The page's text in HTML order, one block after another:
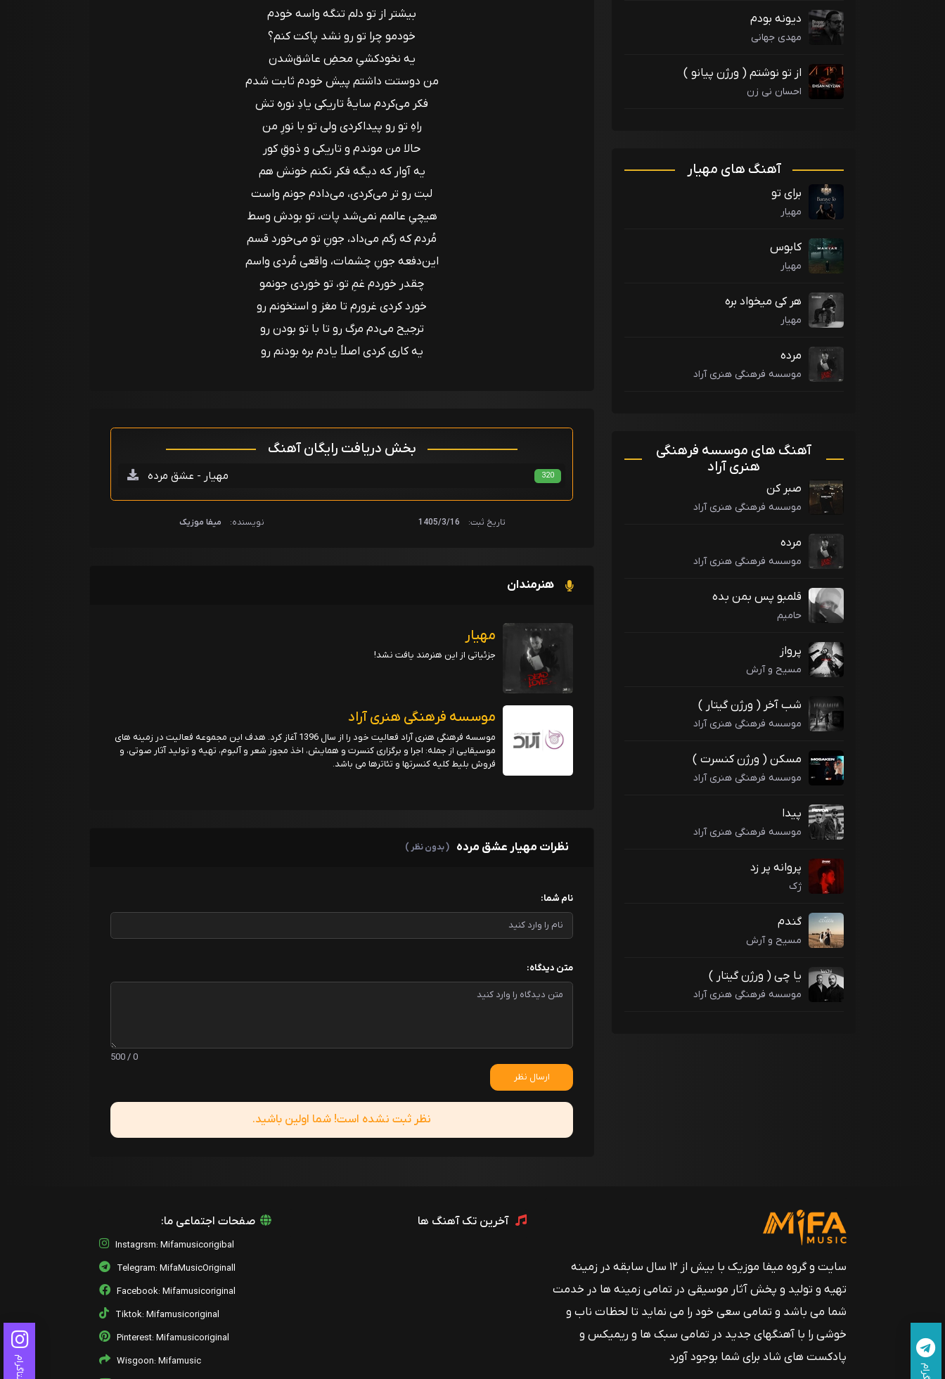
دیونه بودم
مهدی جهانی
از تو نوشتم ( ورژن پیانو )
احسان نی زن
آهنگ های مهیار
برای تو
مهیار
کابوس
مهیار
هر کی میخواد بره
مهیار
مرده
موسسه فرهنگی هنری آراد
آهنگ های موسسه فرهنگی
هنری آراد
صبر کن
موسسه فرهنگی هنری آراد
مرده
موسسه فرهنگی هنری آراد
قلمبو پس بمن بده
حامیم
پرواز
مسیح و آرش
شب آخر ( ورژن گیتار )
موسسه فرهنگی هنری آراد
مسکن ( ورژن کنسرت )
موسسه فرهنگی هنری آراد
پیدا
موسسه فرهنگی هنری آراد
پروانه پر زد
ژک
گندم
مسیح و آرش
یا چی ( ورژن گیتار )
موسسه فرهنگی هنری آراد
بیشتر از تو دلم تنگه واسه خودم
خودمو چرا تو رو نشد پاکت کنم؟
یه نخود‌کشیِ محضِ عاشق‌شدن
من دوستت داشتم پیش خودم ثابت شدم
فکر می‌کردم سایهٔ تاریکی یادِ نوره تش
راهِ تو رو پیدا کردی ولی تو با نورِ من
حالا من موندم و تاریکی و ذوقِ کور
یه آوار که دیگه فکر نکنم خونش هم
لبت رو تر می‌کردی، می‌دادم جونم واست
هیچیِ عالمم نمی‌شد پات، تو بودش وسط
مُردم که رگم می‌داد، جونِ تو می‌خورد قسم
این‌دفعه جونِ چشمات، واقعی مُردی واسم
چقدر خوردم غمِ تو، تو خوردی جونمو
خورد کردی غرورم تا مغز و استخونم رو
ترجیح می‌دم مرگ رو تا با تو بودن رو
یه کاری کردی اصلاً یادم بره بودنم رو
بخش دریافت رایگان آهنگ
مهیار - عشق مرده 320
تاریخ ثبت: 1405/3/16 نویسنده: میفا موزیک
هنرمندان
مهیار
جزئیاتی از این هنرمند یافت نشد!
موسسه فرهنگی هنری آراد
موسسه فرهنگی هنری آراد فعالیت خود را از سال 1396 آغاز کرد. هدف این مجموعه فعالیت در زمینه های
موسیقایی از جمله: اجرا و برگزاری کنسرت و همایش، اخذ مجوز شعر و آلبوم، تهیه و تولید آثار صوتی، و
فروش بلیط کلیه کنسرتها و تئاترها می باشد.
نظرات مهیار عشق مرده ( بدون نظر )
نام شما:
متن دیدگاه:
0 / 500
ارسال نظر
نظر ثبت نشده است! شما اولین باشید.
سایت و گروه میفا موزیک با بیش از ۱۲ سال سابقه در زمینه
تهیه و تولید و پخش آثار موسیقی در تمامی زمینه ها در خدمت
شما می باشد و تمامی سعی خود را می نماید تا لحظات ناب و
خوشی را با آهنگهای جدید در تمامی سبک ها و ریمیکس و
پادکست های شاد برای شما بوجود آورد
آخرین تک آهنگ ها صفحات اجتماعی ما:
Instagrsm: Mifamusicorigibal
Telegram: MifaMusicOriginall
Facebook: Mifamusicoriginal
Tiktok: Mifamusicoriginal
Pinterest: Mifamusicoriginal
Wisgoon: Mifamusic